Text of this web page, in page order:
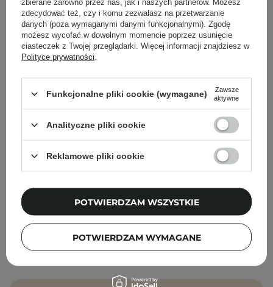
Cosibella Corner (Andrzeja)
Cosibella Corner (Łucka)
Cosibella Corner (Tadeusza Kościuszki)
Cosibella Corner (Jaracza)
Cosibella Corner (Szlak)
zbierane zarówno przez nas, jak i naszych partnerów. Możesz
zdecydować też, czy i komu zezwalasz na przetwarzanie
danych (poza wymaganymi danymi funkcjonalnymi). Zgodę
możesz wycofać w dowolnym momencie poprzez usunięcie
ciasteczek z Twojej przeglądarki. Więcej informacji znajdziesz w
Polityce prywatności
Funkcjonalne pliki cookie (wymagane)
Zawsze
aktywne
Analityczne pliki cookie
Reklamowe pliki cookie
POTWIERDZAM WYMAGANE
POTWIERDZAM WSZYSTKIE